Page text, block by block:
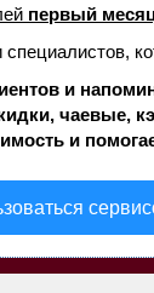
первый
и
чаевые,
и